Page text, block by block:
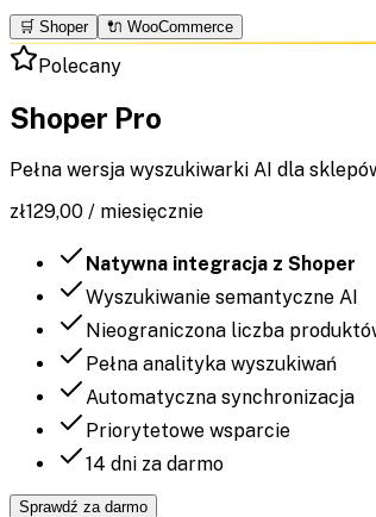
🛒 Shoper 🔌 WooCommerce
Polecany
Shoper Pro
Pełna wersja wyszukiwarki AI dla
zł129,00 / miesięcznie
Natywna integracja z Shoper
Wyszukiwanie semantyczne AI
Nieograniczona liczba
Pełna analityka wyszukiwań
Automatyczna synchronizacja
Priorytetowe wsparcie
14 dni za darmo
Sprawdź za darmo